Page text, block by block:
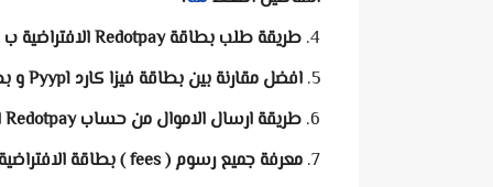
طريقة طلب بطاقة Redotpay الافتراضية ب تخفيض ب قيمة 20%
افضل مقارنة بين بطاقة فيزا كارد Pyypl و بطاقة Redotpay
طريقة ارسال الاموال من حساب Redotpay الى حساب Redotpay آخر
معرفة جميع رسوم ( fees ) بطاقة الافتراضية الجديدة RedotPay